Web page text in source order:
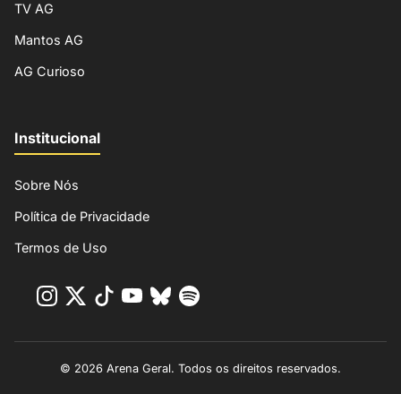
TV AG
Mantos AG
AG Curioso
Institucional
Sobre Nós
Política de Privacidade
Termos de Uso
© 2026 Arena Geral. Todos os direitos reservados.